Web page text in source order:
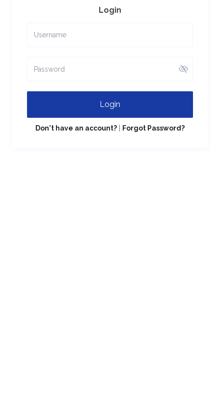
Login
Login
Don't have an account? Forgot Password?